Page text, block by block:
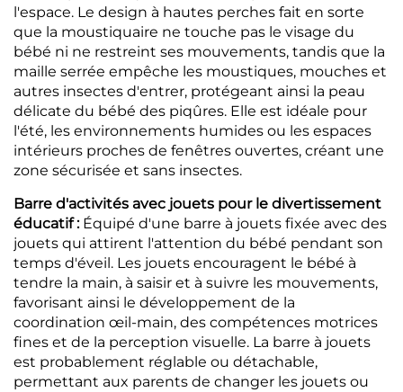
l'espace. Le design à hautes perches fait en sorte
que la moustiquaire ne touche pas le visage du
bébé ni ne restreint ses mouvements, tandis que la
maille serrée empêche les moustiques, mouches et
autres insectes d'entrer, protégeant ainsi la peau
délicate du bébé des piqûres. Elle est idéale pour
l'été, les environnements humides ou les espaces
intérieurs proches de fenêtres ouvertes, créant une
zone sécurisée et sans insectes.
Barre d'activités avec jouets pour le divertissement
éducatif : Équipé d'une barre à jouets fixée avec des
jouets qui attirent l'attention du bébé pendant son
temps d'éveil. Les jouets encouragent le bébé à
tendre la main, à saisir et à suivre les mouvements,
favorisant ainsi le développement de la
coordination œil-main, des compétences motrices
fines et de la perception visuelle. La barre à jouets
est probablement réglable ou détachable,
permettant aux parents de changer les jouets ou